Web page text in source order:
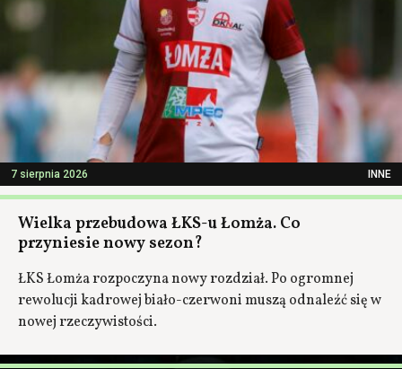
7 sierpnia 2026 INNE
Wielka przebudowa ŁKS-u Łomża. Co
przyniesie nowy sezon?
ŁKS Łomża rozpoczyna nowy rozdział. Po ogromnej
rewolucji kadrowej biało-czerwoni muszą odnaleźć się w
nowej rzeczywistości.